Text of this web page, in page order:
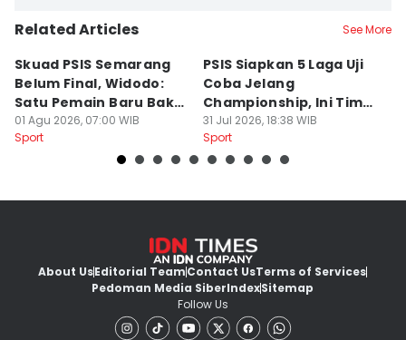
Related Articles See More
Skuad PSIS Semarang
Belum Final, Widodo:
Satu Pemain Baru Bakal
Gabung
01 Agu 2026, 07:00 WIB
Sport
PSIS Siapkan 5 Laga Uji
Coba Jelang
Championship, Ini Tim
Calon Lawan
31 Jul 2026, 18:38 WIB
Sport
About UsEditorial TeamContact UsTerms of Services
Pedoman Media SiberIndexSitemap
Follow Us